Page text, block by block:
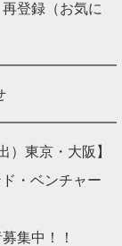
登録（お気に
東京・大阪】
・ベンチャー
集中！！